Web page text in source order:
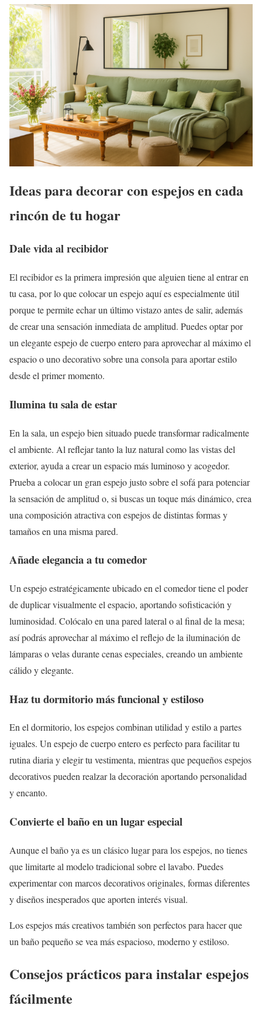
Ideas para decorar con espejos en cada
rincón de tu hogar
Dale vida al recibidor
El recibidor es la primera impresión que alguien tiene al entrar en
tu casa, por lo que colocar un espejo aquí es especialmente útil
porque te permite echar un último vistazo antes de salir, además
de crear una sensación inmediata de amplitud. Puedes optar por
un elegante espejo de cuerpo entero para aprovechar al máximo el
espacio o uno decorativo sobre una consola para aportar estilo
desde el primer momento.
Ilumina tu sala de estar
En la sala, un espejo bien situado puede transformar radicalmente
el ambiente. Al reflejar tanto la luz natural como las vistas del
exterior, ayuda a crear un espacio más luminoso y acogedor.
Prueba a colocar un gran espejo justo sobre el sofá para potenciar
la sensación de amplitud o, si buscas un toque más dinámico, crea
una composición atractiva con espejos de distintas formas y
tamaños en una misma pared.
Añade elegancia a tu comedor
Un espejo estratégicamente ubicado en el comedor tiene el poder
de duplicar visualmente el espacio, aportando sofisticación y
luminosidad. Colócalo en una pared lateral o al final de la mesa;
así podrás aprovechar al máximo el reflejo de la iluminación de
lámparas o velas durante cenas especiales, creando un ambiente
cálido y elegante.
Haz tu dormitorio más funcional y estiloso
En el dormitorio, los espejos combinan utilidad y estilo a partes
iguales. Un espejo de cuerpo entero es perfecto para facilitar tu
rutina diaria y elegir tu vestimenta, mientras que pequeños espejos
decorativos pueden realzar la decoración aportando personalidad
y encanto.
Convierte el baño en un lugar especial
Aunque el baño ya es un clásico lugar para los espejos, no tienes
que limitarte al modelo tradicional sobre el lavabo. Puedes
experimentar con marcos decorativos originales, formas diferentes
y diseños inesperados que aporten interés visual.
Los espejos más creativos también son perfectos para hacer que
un baño pequeño se vea más espacioso, moderno y estiloso.
Consejos prácticos para instalar espejos
fácilmente